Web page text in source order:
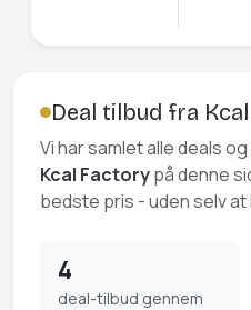
Deal tilbud fra
Vi har samlet alle deals
Kcal Factorypå denne
bedste pris - uden selv at
4
deal-tilbud gennem